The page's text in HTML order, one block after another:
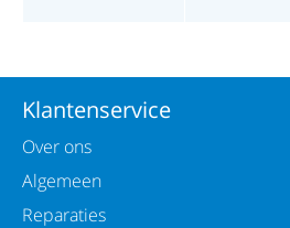
Klantenservice
Over ons
Algemeen
Reparaties